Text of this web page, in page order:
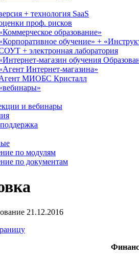
+ технология SaaS
проф. рисков
образование»
обучение» +
+ электронная лаборатория
магазин обучения
Интернет-магазина»
МИОБС Кристалл
и вебинары
по модулям
по документам
21.12.2016